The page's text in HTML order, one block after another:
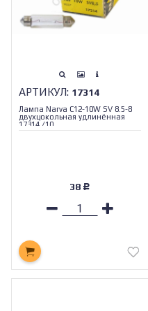
АРТИКУЛ: 17314
Лампа Narva С12-10W SV 8.5-8
двухцокольная удлинённая
17314 /10
38 Р